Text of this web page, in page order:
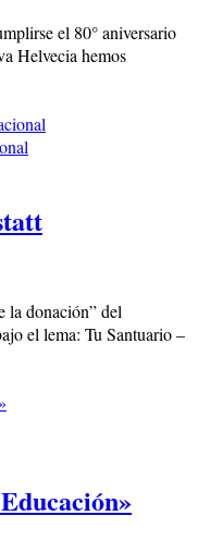
el 80° aniversario
Helvecia hemos
la donación” del
el lema: Tu Santuario –